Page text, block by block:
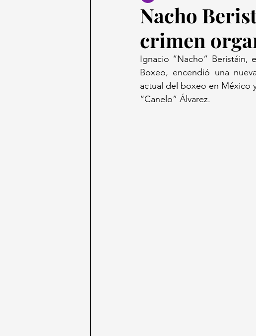
Nacho
crimen
Ignacio “Nacho” Beristáin,
Boxeo, encendió una
actual del boxeo en México
“Canelo” Álvarez.